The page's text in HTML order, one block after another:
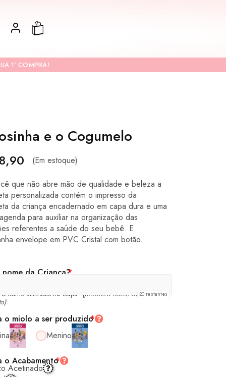
Criança
Recordação
Personalizada
Envelopes
Perfumados
Marcador
1ª COMPRA!
e o Cogumelo
(Em estoque)
que não abre mão de qualidade e beleza a
personalizada contém o impresso da
da criança encadernado em capa dura e uma
para auxiliar na organização das
referentes a saúde do seu bebê. E
envelope em PVC Cristal com botão.
*
da Criança?
o nome utilizado na Capa! (primeiro nome ou nome
20 restantes
*
o miolo a ser produzido
Menino
*
o Acabamento
Acetinado